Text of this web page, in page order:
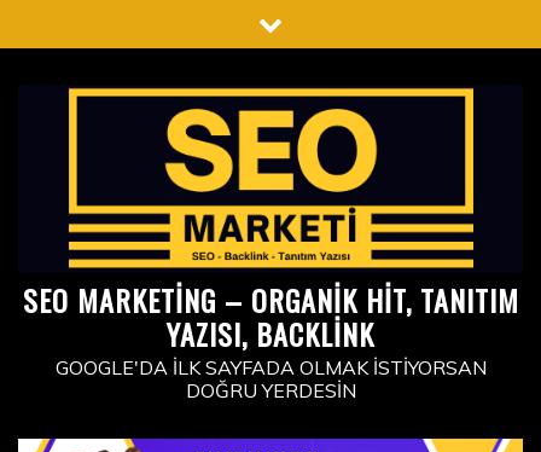
to
SEO MARKETING – ORGANIK HIT, TANITIM
YAZISI, BACKLINK
GOOGLE'DA İLK SAYFADA OLMAK İSTIYORSAN
DOĞRU YERDESIN